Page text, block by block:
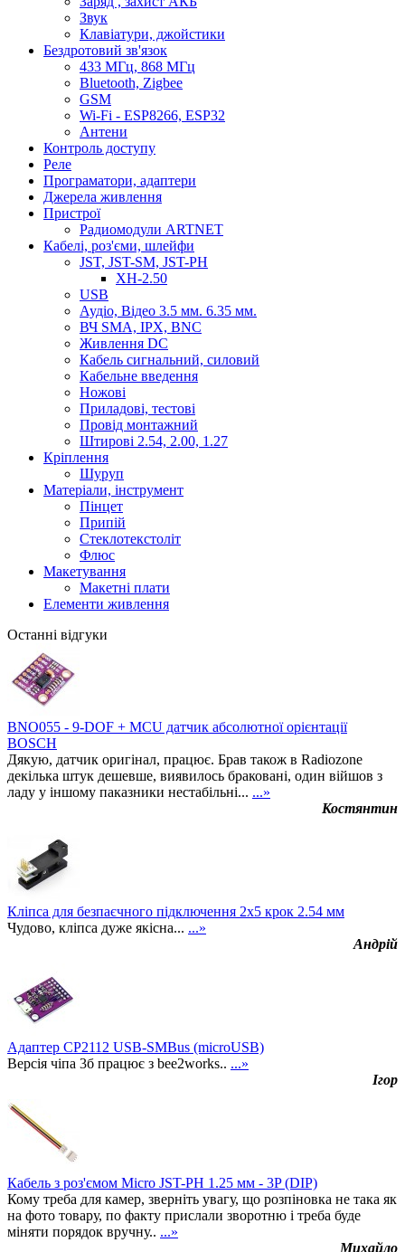
Звук
Клавіатури, джойстики
Бездротовий зв'язок
433 МГц, 868 МГц
Bluetooth, Zigbee
GSM
Wi-Fi - ESP8266, ESP32
Антени
Контроль доступу
Реле
Програматори, адаптери
Джерела живлення
Пристрої
Радиомодули ARTNET
Кабелі, роз'єми, шлейфи
JST, JST-SM, JST-PH
XH-2.50
USB
Аудіо, Відео 3.5 мм. 6.35 мм.
ВЧ SMA, IPX, BNC
Живлення DC
Кабель сигнальний, силовий
Кабельне введення
Ножові
Приладові, тестові
Провід монтажний
Штирові 2.54, 2.00, 1.27
Кріплення
Шуруп
Матеріали, інструмент
Пінцет
Припій
Стеклотекстоліт
Флюс
Макетування
Макетні плати
Елементи живлення
Останні відгуки
BNO055 - 9-DOF + MCU датчик абсолютної орієнтації
BOSCH
Дякую, датчик оригінал, працює. Брав також в Radiozone
декілька штук дешевше, виявилось браковані, один війшов з
ладу у іншому паказники нестабільні... ...»
Костянтин
Кліпса для безпаєчного підключення 2х5 крок 2.54 мм
Чудово, кліпса дуже якісна... ...»
Андрій
Адаптер CP2112 USB-SMBus (microUSB)
Версія чіпа 3б працює з bee2works.. ...»
Ігор
Кабель з роз'ємом Micro JST-PH 1.25 мм - 3P (DIP)
Кому треба для камер, зверніть увагу, що розпіновка не така як
на фото товару, по факту прислали зворотню і треба буде
міняти порядок вручну.. ...»
Михайло